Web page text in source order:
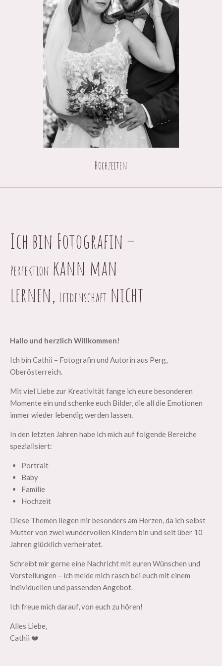
Hochzeiten
Ich bin Fotografin –
Perfektion kann man
lernen, Leidenschaft nicht
Hallo und herzlich Willkommen!
Ich bin Cathii – Fotografin und Autorin aus Perg,
Oberösterreich.
Mit viel Liebe zur Kreativität fange ich eure besonderen
Momente ein und schenke euch Bilder, die all die Emotionen
immer wieder lebendig werden lassen.
In den letzten Jahren habe ich mich auf folgende Bereiche
spezialisiert:
Portrait
Baby
Familie
Hochzeit
Diese Themen liegen mir besonders am Herzen, da ich selbst
Mutter von zwei wundervollen Kindern bin und seit über 10
Jahren glücklich verheiratet.
Schreibt mir gerne eine Nachricht mit euren Wünschen und
Vorstellungen – ich melde mich rasch bei euch mit einem
individuellen und passenden Angebot.
Ich freue mich darauf, von euch zu hören!
Alles Liebe,
Cathii ❤️